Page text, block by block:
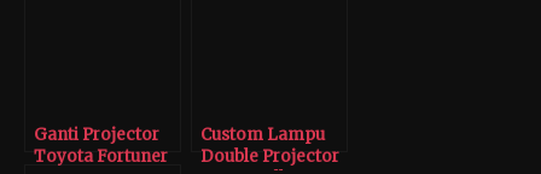
Ganti Projector
Toyota Fortuner
Custom Lampu
Double Projector